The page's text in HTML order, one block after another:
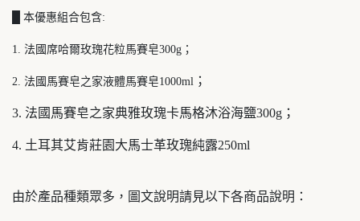
█ 本優惠組合包含:
1. 法國席哈爾玫瑰花粒馬賽皂300g；
2. 法國馬賽皂之家液體馬賽皂1000ml ；
3. 法國馬賽皂之家典雅玫瑰卡馬格沐浴海鹽300g；
4. 土耳其艾肯莊園大馬士革玫瑰純露250ml
由於產品種類眾多，圖文說明請見以下各商品說明：